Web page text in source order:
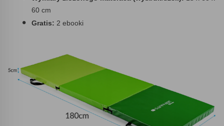
60 cm
Gratis: 2 ebooki